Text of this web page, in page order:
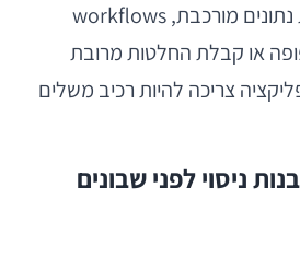
אם הרעיון דורש הזנת נתונים מורכבת, workflows
או קבלת החלטות מרובת
צריכה להיות רכיב משלים
ניסוי לפני שבונים